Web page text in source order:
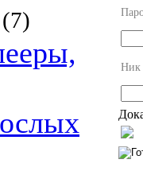
(7)
Ник